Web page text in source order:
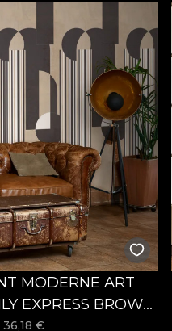
MODERNE ART
EXPRESS BROWN
VLADILA
36,18 €